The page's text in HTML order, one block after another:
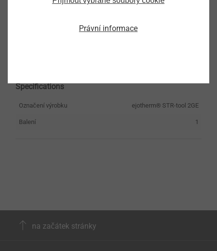
Specifications
Označení výrobku ejotherm® STR-tool 2GE
Balení 1
na začátek stránky
Právní informace